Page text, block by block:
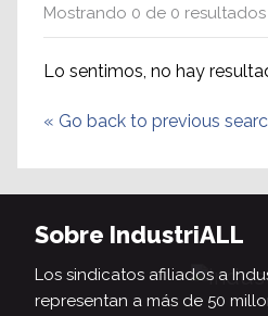
Mostrando 0 de 0 resultados
Lo sentimos, no hay
« Go back to previous
Sobre IndustriALL
Los sindicatos afiliados a
representan a más de 50